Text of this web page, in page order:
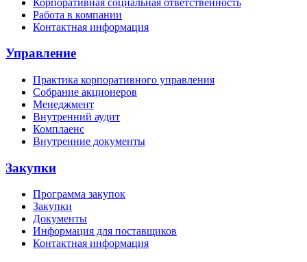
Работа в компании
Контактная информация
Управление
Практика корпоративного управления
Собрание акционеров
Менеджмент
Внутренний аудит
Комплаенс
Внутренние документы
Закупки
Программа закупок
Закупки
Документы
Информация для поставщиков
Контактная информация